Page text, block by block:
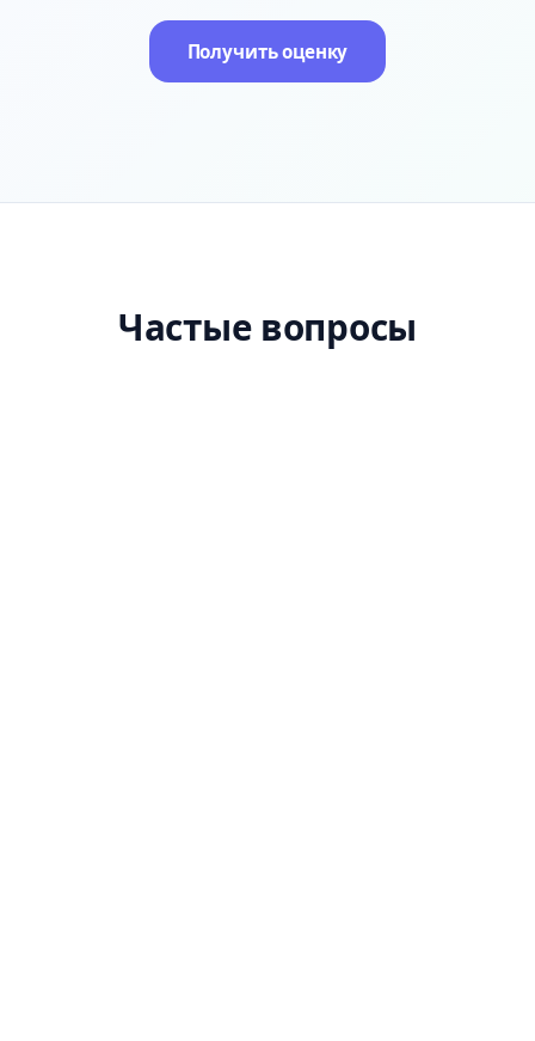
Получить оценку
Частые вопросы